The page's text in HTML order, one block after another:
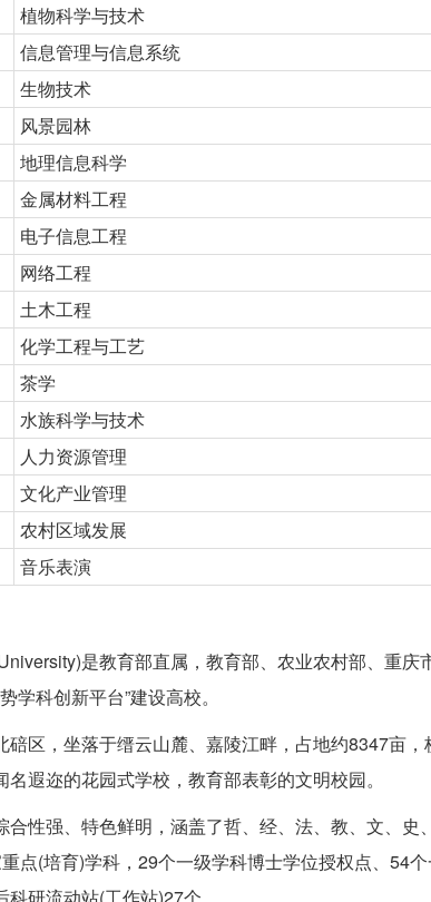
植物科学与技术
信息管理与信息系统
生物技术
风景园林
地理信息科学
金属材料工程
电子信息工程
网络工程
土木工程
化学工程与工艺
茶学
水族科学与技术
人力资源管理
文化产业管理
农村区域发展
音乐表演
是教育部直属，教育部、农业农村部、重庆
学科创新平台”建设高校。
碚区，坐落于缙云山麓、嘉陵江畔，占地约8347亩
遐迩的花园式学校，教育部表彰的文明校园。
合性强、特色鲜明，涵盖了哲、经、法、教、文、
点(培育)学科，29个一级学科博士学位授权点、54
研流动站(工作站)27个。